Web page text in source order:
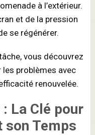
à l’extérieur.
et de la pression
se régénérer.
vous découvrez
les problèmes avec
renouvelée.
La Clé pour
son Temps